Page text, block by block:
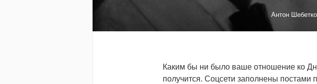
Антон Шебетко
Каким бы ни было ваше отношение ко
получится. Соцсети заполнены постами